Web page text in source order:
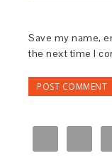
Save my name,
the next time I